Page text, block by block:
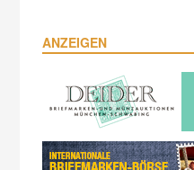
ANZEIGEN